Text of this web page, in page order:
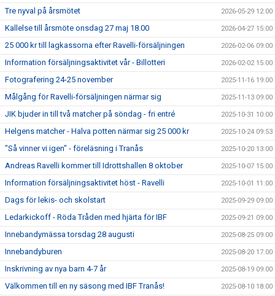
Tre nyval på årsmötet 2026-05-29 12:00
Kallelse till årsmöte onsdag 27 maj 18.00 2026-04-27 15:00
25 000 kr till lagkassorna efter Ravelli-försäljningen 2026-02-06 09:00
Information försäljningsaktivitet vår - Billotteri 2026-02-02 15:00
Fotografering 24-25 november 2025-11-16 19:00
Målgång för Ravelli-försäljningen närmar sig 2025-11-13 09:00
JIK bjuder in till två matcher på söndag - fri entré 2025-10-31 10:00
Helgens matcher - Halva potten närmar sig 25 000 kr 2025-10-24 09:53
"Så vinner vi igen" - föreläsning i Tranås 2025-10-20 13:00
Andreas Ravelli kommer till Idrottshallen 8 oktober 2025-10-07 15:00
Information försäljningsaktivitet höst - Ravelli 2025-10-01 11:00
Dags för lekis- och skolstart 2025-09-29 09:00
Ledarkickoff - Röda Tråden med hjärta för IBF 2025-09-21 09:00
Innebandymässa torsdag 28 augusti 2025-08-25 09:00
Innebandyburen 2025-08-20 17:00
Inskrivning av nya barn 4-7 år 2025-08-19 09:00
Välkommen till en ny säsong med IBF Tranås! 2025-08-10 18:00